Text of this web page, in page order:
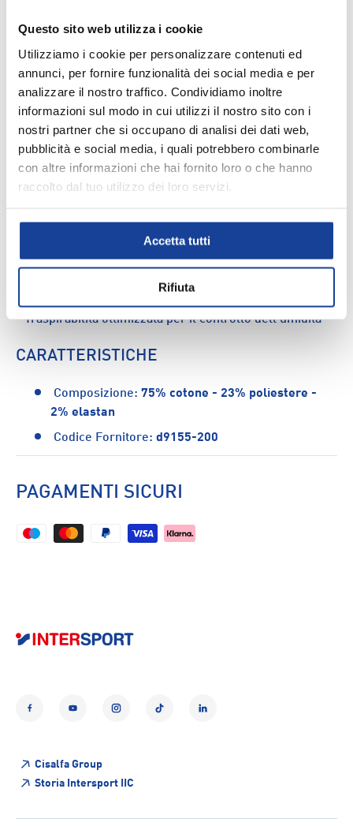
Questo sito web utilizza i cookie
Utilizziamo i cookie per personalizzare contenuti ed
annunci, per fornire funzionalità dei social media e per
analizzare il nostro traffico. Condividiamo inoltre
informazioni sul modo in cui utilizzi il nostro sito con i
nostri partner che si occupano di analisi dei dati web,
pubblicità e social media, i quali potrebbero combinarle
con altre informazioni che hai fornito loro o che hanno
raccolto dal tuo utilizzo dei loro servizi.
Accetta tutti
Rifiuta
profilo ultra-basso, questicalzini sportivi
completamente nascosti all'interno delle sneaker,
garantendo un look pulito e minimalista. La confezione
da tre paia offre praticità e convenienza per l'uso
quotidiano, mentre la costruzione tecnica assicura
comfort prolungato e vestibilità ottimale. Perfetti per
runner, atleti e appassionati di fitness che non vogliono
rinunciare al comfort senza compromettere l'estetica.
- Profilo invisibile che rimane nascosto nellesneaker
- Confezione conveniente da 3 paia
- Vestibilità aderente e sicura
- Ideali per attività sportive e uso quotidiano
- Traspirabilità ottimizzata per il controllo dell'umidità
CARATTERISTICHE
Composizione: 75% cotone - 23% poliestere -
2% elastan
Codice Fornitore: d9155-200
PAGAMENTI SICURI
YouTubeInstagramTikTok LinkedIn
Cisalfa Group
Storia Intersport IIC